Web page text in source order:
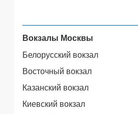
Вокзалы Москвы
Белорусский вокзал
Восточный вокзал
Казанский вокзал
Киевский вокзал